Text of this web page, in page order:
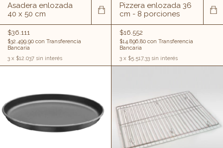
Asadera enlozada
40 x 50 cm
$36.111
$32.499,90 con Transferencia
Bancaria
3 x $12.037 sin interés
Pizzera enlozada 36
cm - 8 porciones
$16.552
$14.896,80 con Transferencia
Bancaria
3 x $5.517,33 sin interés